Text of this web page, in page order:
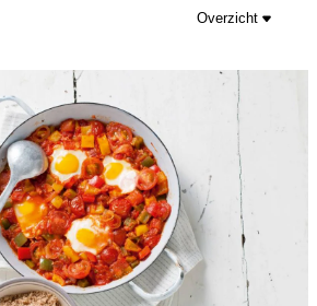
Overzicht